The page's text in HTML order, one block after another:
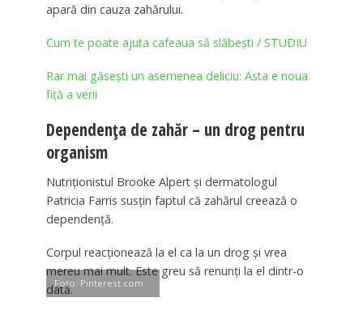
apară din cauza zahărului.
Cum te poate ajuta cafeaua să slăbești / STUDIU
Rar mai găseşti un asemenea deliciu: Asta e noua
fiţă a verii
Dependența de zahăr – un drog pentru
organism
Nutriționistul Brooke Alpert și dermatologul
Patricia Farris susțin faptul că zahărul creează o
dependență.
Corpul reacționează la el ca la un drog și vrea
mereu mai mult. Este greu să renunți la el dintr-o
dată.
Foto: Pinterest.com